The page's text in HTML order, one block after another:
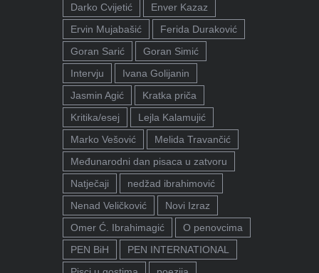
Darko Cvijetić
Enver Kazaz
Ervin Mujabašić
Ferida Duraković
Goran Sarić
Goran Simić
Intervju
Ivana Golijanin
Jasmin Agić
Kratka priča
Kritika/esej
Lejla Kalamujić
Marko Vešović
Melida Travančić
Međunarodni dan pisaca u zatvoru
Natječaji
nedžad ibrahimović
Nenad Veličković
Novi Izraz
Omer Ć. Ibrahimagić
O penovcima
PEN BiH
PEN INTERNATIONAL